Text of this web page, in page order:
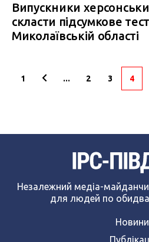
Випускники
скласти підсумкове
Миколаївській області
1 ... 2 3 4
Незалежний медіа-
для людей по обидва
Новини